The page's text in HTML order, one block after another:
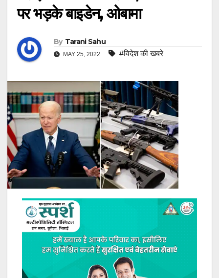
पर भड़के बाइडेन, ओबामा
By Tarani Sahu
MAY 25, 2022 #विदेश की खबरे